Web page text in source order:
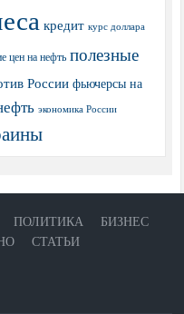
кредит курс доллара
цен на нефть полезные
России фьючерсы на
экономика России
ПОЛИТИКА
БИЗНЕС
СТАТЬИ